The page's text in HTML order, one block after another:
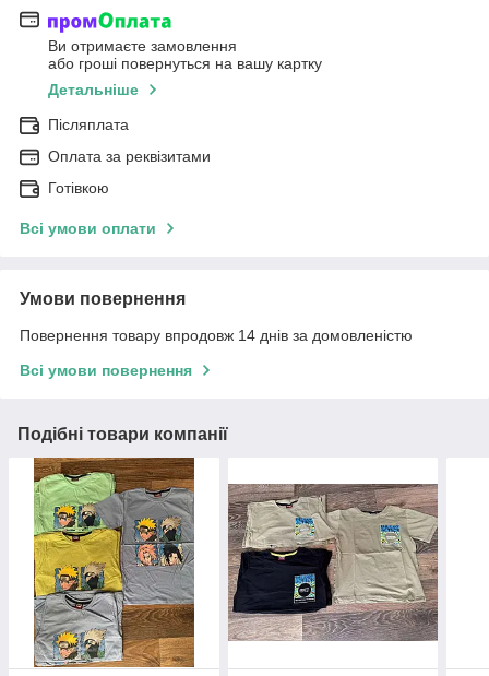
Ви отримаєте замовлення
або гроші повернуться на вашу картку
Детальніше
Післяплата
Оплата за реквізитами
Готівкою
Всі умови оплати
Умови повернення
Повернення товару впродовж 14 днів за домовленістю
Всі умови повернення
Подібні товари компанії